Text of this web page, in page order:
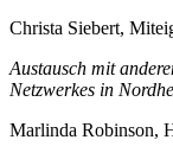
Christa Siebert,
Austausch mit
Netzwerkes in
Marlinda Robinson,